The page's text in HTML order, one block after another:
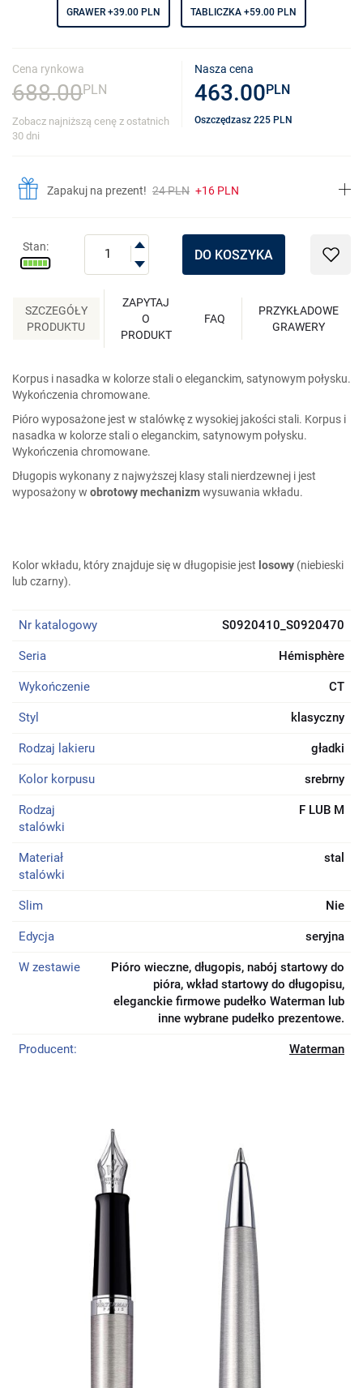
GRAWER+39.00 PLN TABLICZKA +59.00 PLN
Cena rynkowa
688.00PLN
Zobacz najniższą cenę z ostatnich
30 dni
Nasza cena
463.00PLN
Oszczędzasz 225 PLN
Zapakuj na prezent! 24 PLN +16 PLN
Stan:
DO KOSZYKA
SZCZEGÓŁY
PRODUKTU
ZAPYTAJ
O
PRODUKT
FAQ
PRZYKŁADOWE
GRAWERY
Korpus i nasadka w kolorze stali o eleganckim, satynowym połysku.
Wykończenia chromowane.
Pióro wyposażone jest w stalówkę z wysokiej jakości stali. Korpus i
nasadka w kolorze stali o eleganckim, satynowym połysku.
Wykończenia chromowane.
Długopis wykonany z najwyższej klasy stali nierdzewnej i jest
wyposażony w obrotowy mechanizmwysuwania wkładu.
Kolor wkładu, który znajduje się w długopisie jest losowy (niebieski
lub czarny).
Nr katalogowy S0920410_S0920470
Seria Hémisphère
Wykończenie CT
Styl klasyczny
Rodzaj lakieru gładki
Kolor korpusu srebrny
Rodzaj
stalówki
F LUB M
Materiał
stalówki
stal
Slim Nie
Edycja seryjna
W zestawie
Pióro wieczne, długopis, nabój startowy do
pióra, wkład startowy do długopisu,
eleganckie firmowe pudełko Waterman lub
inne wybrane pudełko prezentowe.
Producent: Waterman